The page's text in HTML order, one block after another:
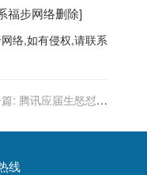
福步网络删除]
络,如有侵权,请联系
: 腾讯应届生怒怼领
线